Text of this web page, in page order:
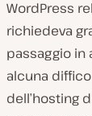
WordPress
richiedeva
passaggio in
alcuna
dell’hosting